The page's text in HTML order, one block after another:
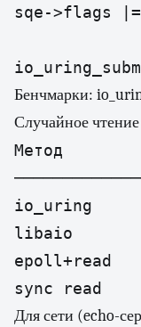
sqe->flags |=
Бенчмарки:
Случайное
Метод
io_uring
libaio       |
epoll+read
sync read
Для сети (echo-